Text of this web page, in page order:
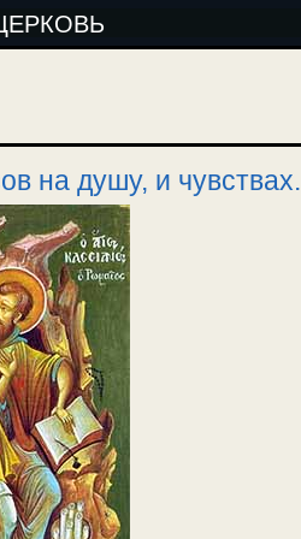
на душу, и чувствах.